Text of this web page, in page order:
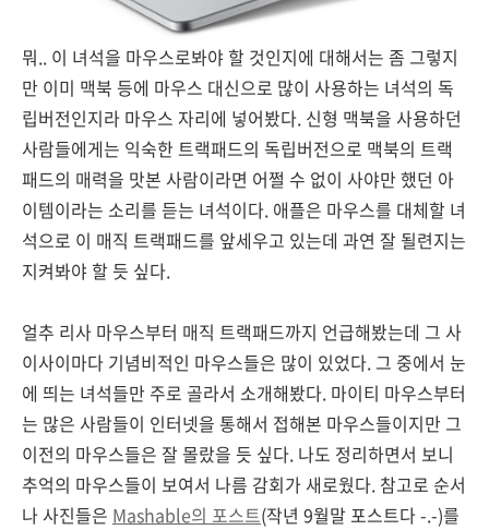
뭐.. 이 녀석을 마우스로봐야 할 것인지에 대해서는 좀 그렇지
만 이미 맥북 등에 마우스 대신으로 많이 사용하는 녀석의 독
립버전인지라 마우스 자리에 넣어봤다. 신형 맥북을 사용하던
사람들에게는 익숙한 트랙패드의 독립버전으로 맥북의 트랙
패드의 매력을 맛본 사람이라면 어쩔 수 없이 사야만 했던 아
이템이라는 소리를 듣는 녀석이다. 애플은 마우스를 대체할 녀
석으로 이 매직 트랙패드를 앞세우고 있는데 과연 잘 될련지는
지켜봐야 할 듯 싶다.
얼추 리사 마우스부터 매직 트랙패드까지 언급해봤는데 그 사
이사이마다 기념비적인 마우스들은 많이 있었다. 그 중에서 눈
에 띄는 녀석들만 주로 골라서 소개해봤다. 마이티 마우스부터
는 많은 사람들이 인터넷을 통해서 접해본 마우스들이지만 그
이전의 마우스들은 잘 몰랐을 듯 싶다. 나도 정리하면서 보니
추억의 마우스들이 보여서 나름 감회가 새로웠다. 참고로 순서
나 사진들은 Mashable의 포스트(작년 9월말 포스트다 -.-)를